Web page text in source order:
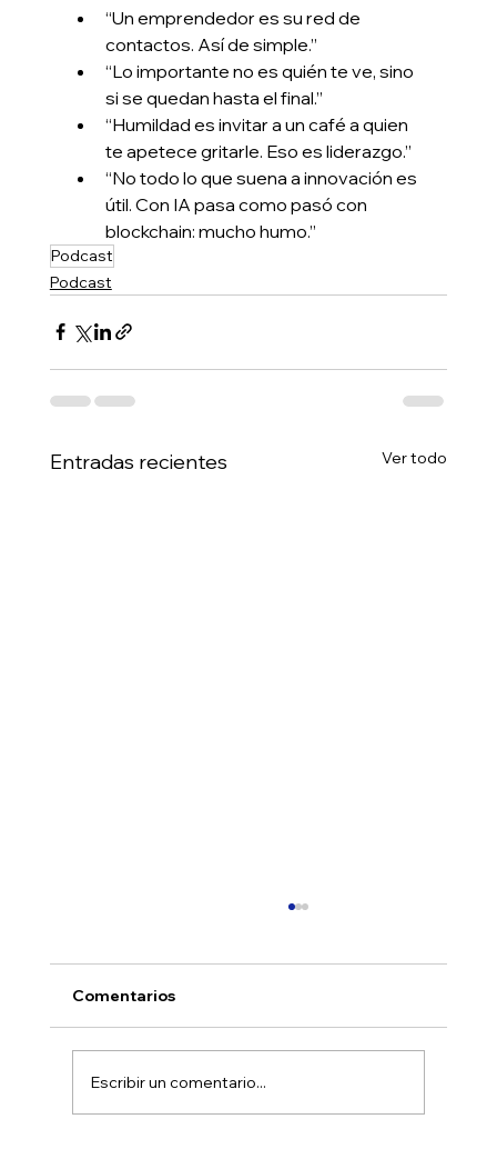
“Un emprendedor es su red de
contactos. Así de simple.”
“Lo importante no es quién te ve, sino
si se quedan hasta el final.”
“Humildad es invitar a un café a quien
te apetece gritarle. Eso es liderazgo.”
“No todo lo que suena a innovación es
útil. Con IA pasa como pasó con
blockchain: mucho humo.”
Podcast
Podcast
Entradas recientes Ver todo
The Nomu Hour 2025 wrapped
Comentarios
Escribir un comentario...